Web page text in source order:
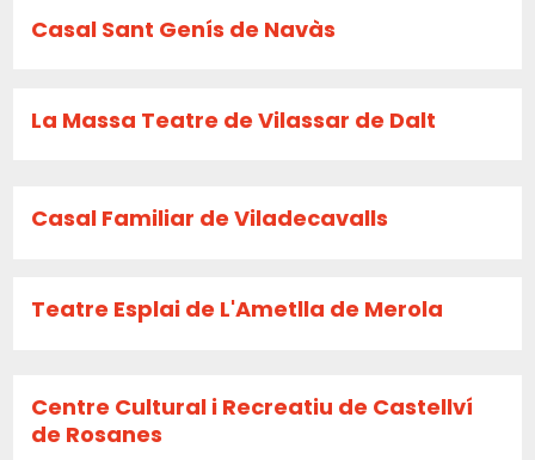
Casal Sant Genís de Navàs
La Massa Teatre de Vilassar de Dalt
Casal Familiar de Viladecavalls
Teatre Esplai de L'Ametlla de Merola
Centre Cultural i Recreatiu de Castellví
de Rosanes